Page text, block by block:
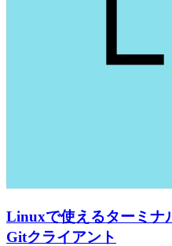
Linuxで使えるターミナ
Gitクライアント